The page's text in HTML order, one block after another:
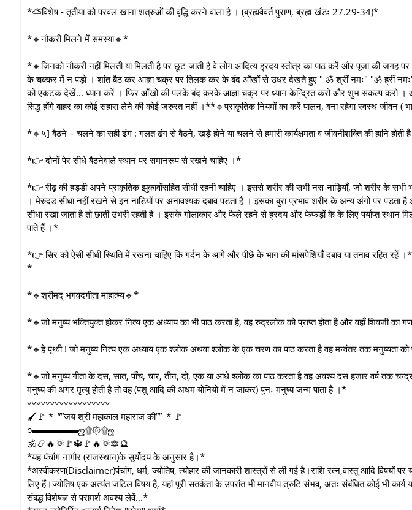
*⛅विशेष - तृतीया को परवल खाना शत्रुओं की वृद्धि करने वाला है । (ब्रह्मवैवर्त पुराण, ब्रह्म खंडः 27.29-34)*
*🔹नौकरी मिलने में समस्या🔹*
*🔸जिनको नौकरी नहीं मिलती या मिलती है पर छूट जाती है वे लोग आदित्य ह्रदय स्तोत्र का पाठ करें और पूजा की जगह पर
के चक्कर में न पड़ो । शांत बैठ कर आज्ञा चक्र पर तिलक कर के बंद आँखों से उधर देखते हुए " ॐ श्रीं नमः" "ॐ ह्रीं
को एकटक देखें... ध्यान करें । फिर आँखों की पलकें बंद करके आज्ञा चक्र पर ध्यान केन्द्रित करो और शुभ संकल्प करो ।
सिद्ध होंगे बाहर का कोई सहारा लेने की कोई जरुरत नहीं ।**🔹प्राकृतिक नियमों का करें पालन, बना रहेगा स्वस्थ जीवन (
*🔸५] बैठने – चलने का सही ढंग : गलत ढंग से बैठने, खड़े होने या चलने से हमारी कार्यक्षमता व जीवनीशक्ति की हानि
*👉 दोनों पेर सीधे बैठनेवाले स्थान पर समानरूप से रखने चाहिए ।*
*👉 रीढ़ की हड्डी अपने प्राकृतिक झुकावोंसहित सीधी रहनी चाहिए । इससे शरीर की सभी नस-नाड़ियाँ, जो शरीर के सभी
। मेरुदंड सीधा नहीं रखने से इन नाड़ियों पर अनावश्यक दबाव पड़ता है । इसका बुरा प्रभाव शरीर के अन्य अंगो पर पड़ता
सीधा रखा जाता है तो छाती उभरी रहती है । इसके गोलाकार और फैले रहने से ह्रदय और फेफड़ों के के लिए पर्याप्त स्थान
पाते हैं ।*
*👉 सिर को ऐसी सीधी स्थिति में रखना चाहिए कि गर्दन के आगे और पीछे के भाग की मांसपेशियाँ दबाव या तनाव रहित रहें ।*
*
*🔹श्रीमद् भगवदगीता माहात्म्य🔹*
*🔸जो मनुष्य भक्तियुक्त होकर नित्य एक अध्याय का भी पाठ करता है, वह रुद्रलोक को प्राप्त होता है और वहाँ शिवजी
*🔸हे पृथ्वी ! जो मनुष्य नित्य एक अध्याय एक श्लोक अथवा श्लोक के एक चरण का पाठ करता है वह मन्वंतर तक मनुष्यता को
*🔸जो मनुष्य गीता के दस, सात, पाँच, चार, तीन, दो, एक या आधे श्लोक का पाठ करता है वह अवश्य दस हजार वर्ष तक
मनुष्य की अगर मृत्यु होती है तो वह (पशु आदि की अधम योनियों में न जाकर) पुनः मनुष्य जन्म पाता है ।*
〰️〰️〰️〰️〰️〰️〰️〰️〰️
🖌🚩 *_””जय श्री महाकाल महाराज की””_* 🚩
○▬▬▬▬▬ஜ۩۞۩ஜ
🕉️📿🔥🌞🚩🔱🚩🔥🌞🔯🔮
*यह पंचांग नागौर (राजस्थान)के सूर्योदय के अनुसार है।*
*अस्वीकरण(Disclaimer)पंचांग, धर्म, ज्योतिष, त्योहार की जानकारी शास्त्रों से ली गई है।राशि रत्न,वास्तु आदि विषयों
लिए हैं।ज्योतिष एक अत्यंत जटिल विषय है, यहां पूरी सतर्कता के उपरांत भी मानवीय त्रुटि संभव, अतः संबंधित कोई भी
संबद्ध विशेषज्ञ से परामर्श अवश्य लेवें...*